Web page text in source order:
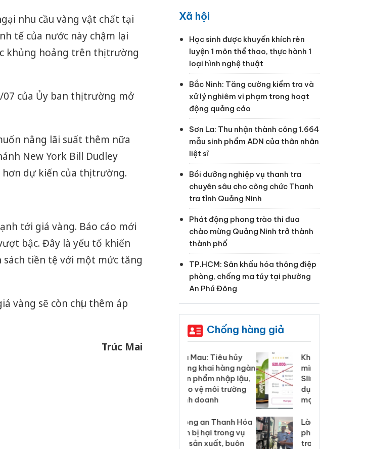
nhu cầu vàng vật chất tại
tế của nước này chậm lại
khủng hoảng trên thị trường
của Ủy ban thị trường mở
nâng lãi suất thêm nữa
New York Bill Dudley
dự kiến của thị trường.
tới giá vàng. Báo cáo mới
bậc. Đây là yếu tố khiến
sách tiền tệ với một mức tăng
vàng sẽ còn chịu thêm áp
Trúc Mai
Xã hội
Học sinh được khuyến khích rèn
luyện 1 môn thể thao, thực hành 1
loại hình nghệ thuật
Bắc Ninh: Tăng cường kiểm tra và
xử lý nghiêm vi phạm trong hoạt
động quảng cáo
Sơn La: Thu nhận thành công 1.664
mẫu sinh phẩm ADN của thân nhân
liệt sĩ
Bồi dưỡng nghiệp vụ thanh tra
chuyên sâu cho công chức Thanh
tra tỉnh Quảng Ninh
Phát động phong trào thi đua
chào mừng Quảng Ninh trở thành
thành phố
TP.HCM: Sân khấu hóa thông điệp
phòng, chống ma túy tại phường
An Phú Đông
Chống hàng giả
Khẩn trương xác
minh, xử lý sản phẩm
Slimaura Care x3 sử
dụng giấy phép giả
Lào Cai xử lý 83 vụ vi
phạm thương mại
trong tháng 7